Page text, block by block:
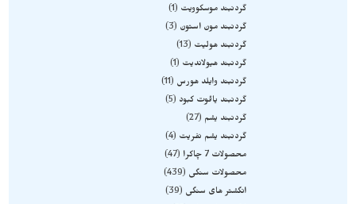
گردنبند موسکوویت
1
گردنبند مون استون
3
گردنبند هولیت
13
گردنبند هیولاندیت
1
گردنبند وایلد هورس
11
گردنبند یاقوت کبود
5
گردنبند یشم
27
گردنبند یشم نفریت
4
محصولات 7 چاکرا
47
محصولات سنگی
439
انگشتر های سنگی
39